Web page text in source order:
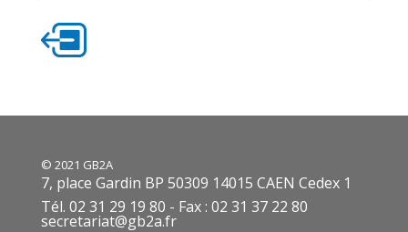
© 2021 GB2A
7, place Gardin BP 50309 14015 CAEN Cedex 1
Tél. 02 31 29 19 80 - Fax : 02 31 37 22 80
secretariat@gb2a.fr